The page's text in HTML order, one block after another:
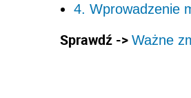
4. Wprowadzenie
Sprawdź -> Ważne